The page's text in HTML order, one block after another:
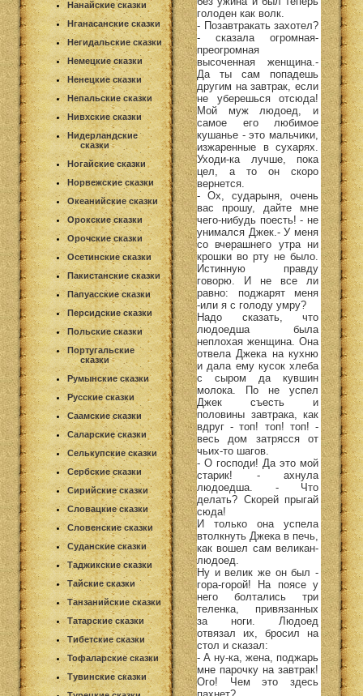
Нанайские сказки
Нганасанские сказки
Негидальские сказки
Немецкие сказки
Ненецкие сказки
Непальские сказки
Нивхские сказки
Нидерландские
сказки
Ногайские сказки
Норвежские сказки
Океанийские сказки
Орокские сказки
Орочские сказки
Осетинские сказки
Пакистанские сказки
Папуасские сказки
Персидские сказки
Польские сказки
Португальские
сказки
Румынские сказки
Русские сказки
Саамские сказки
Саларские сказки
Селькупские сказки
Сербские сказки
Сирийские сказки
Словацкие сказки
Словенские сказки
Суданские сказки
Таджикские сказки
Тайские сказки
Танзанийские сказки
Татарские сказки
Тибетские сказки
Тофаларские сказки
Тувинские сказки
голоден как волк.
- Позавтракать захотел?
- сказала огромная-
преогромная
высоченная женщина.-
Да ты сам попадешь
другим на завтрак, если
не уберешься отсюда!
Мой муж людоед, и
самое его любимое
кушанье - это мальчики,
изжаренные в сухарях.
Уходи-ка лучше, пока
цел, а то он скоро
вернется.
- Ох, сударыня, очень
вас прошу, дайте мне
чего-нибудь поесть! - не
унимался Джек.- У меня
со вчерашнего утра ни
крошки во рту не было.
Истинную правду
говорю. И не все ли
равно: поджарят меня
-или я с голоду умру?
Надо сказать, что
людоедша была
неплохая женщина. Она
отвела Джека на кухню
и дала ему кусок хлеба
с сыром да кувшин
молока. По не успел
Джек съесть и
половины завтрака, как
вдруг - топ! топ! топ! -
весь дом затрясся от
чьих-то шагов.
- О господи! Да это мой
старик! - ахнула
людоедша. - Что
делать? Скорей прыгай
сюда!
И только она успела
втолкнуть Джека в печь,
как вошел сам великан-
людоед.
Ну и велик же он был -
гора-горой! На поясе у
него болтались три
теленка, привязанных
за ноги. Людоед
отвязал их, бросил на
стол и сказал:
- А ну-ка, жена, поджарь
мне парочку на завтрак!
Ого! Чем это здесь